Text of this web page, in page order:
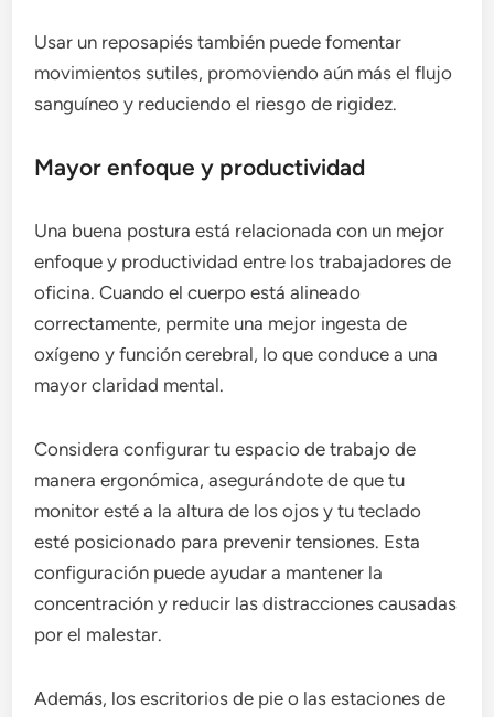
Usar un reposapiés también puede fomentar
movimientos sutiles, promoviendo aún más el flujo
sanguíneo y reduciendo el riesgo de rigidez.
Mayor enfoque y productividad
Una buena postura está relacionada con un mejor
enfoque y productividad entre los trabajadores de
oficina. Cuando el cuerpo está alineado
correctamente, permite una mejor ingesta de
oxígeno y función cerebral, lo que conduce a una
mayor claridad mental.
Considera configurar tu espacio de trabajo de
manera ergonómica, asegurándote de que tu
monitor esté a la altura de los ojos y tu teclado
esté posicionado para prevenir tensiones. Esta
configuración puede ayudar a mantener la
concentración y reducir las distracciones causadas
por el malestar.
Además, los escritorios de pie o las estaciones de